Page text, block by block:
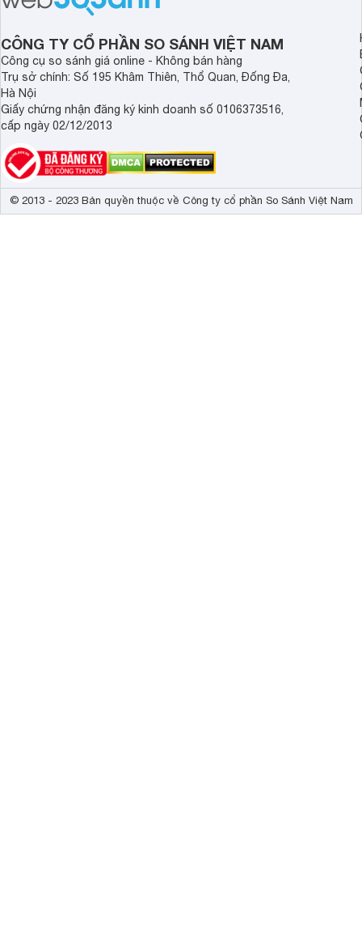
CÔNG TY CỔ PHẦN SO SÁNH VIỆT NAM
Công cụ so sánh giá online - Không bán hàng
Trụ sở chính: Số 195 Khâm Thiên, Thổ Quan, Đống Đa,
Hà Nội
Giấy chứng nhận đăng ký kinh doanh số 0106373516,
cấp ngày 02/12/2013
© 2013 - 2023 Bản quyền thuộc về Công ty cổ phần So Sánh Việt Nam